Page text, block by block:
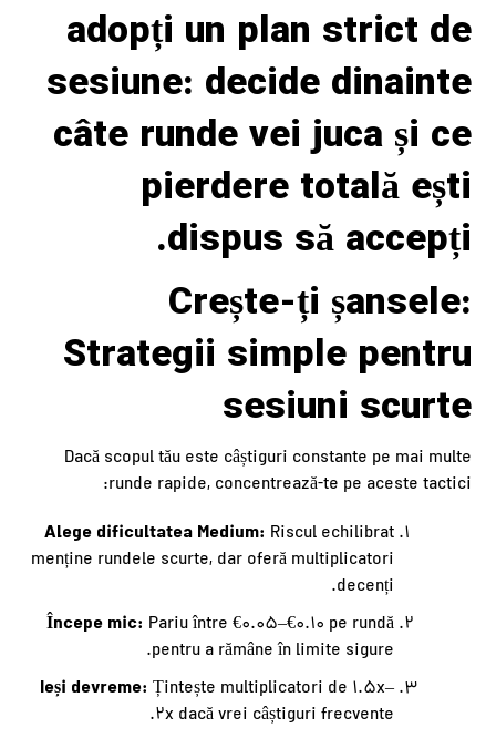
adopți un plan strict de
sesiune: decide dinainte
câte runde vei juca și ce
pierdere totală ești
dispus să accepți.
Crește-ți șansele:
Strategii simple pentru
sesiuni scurte
Dacă scopul tău este câștiguri constante pe mai multe
runde rapide, concentrează-te pe aceste tactici:
Alege dificultatea Medium: Riscul echilibrat
menține rundele scurte, dar oferă multiplicatori
decenți.
Începe mic: Pariu între €0.05–€0.10 pe rundă
pentru a rămâne în limite sigure.
Ieși devreme: Țintește multiplicatori de 1.5x–
2x dacă vrei câștiguri frecvente.